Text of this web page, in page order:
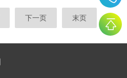
下一页 末页